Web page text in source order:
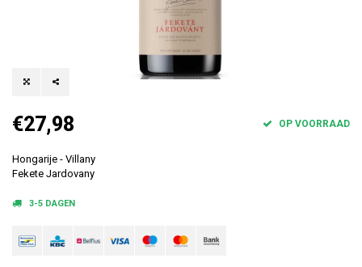
€27,98 OP VOORRAAD
Hongarije - Villany
Fekete Jardovany
3-5 DAGEN